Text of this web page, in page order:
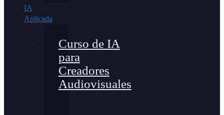
IA
Aplicada
Curso de IA
para
Creadores
Audiovisuales